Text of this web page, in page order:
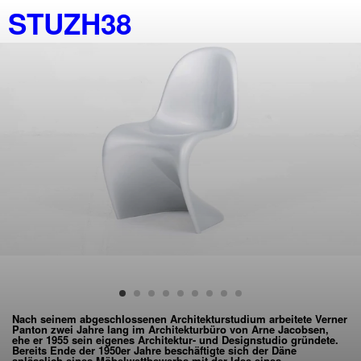
STUZH38
Nach seinem abgeschlossenen Architekturstudium arbeitete Verner
Panton zwei Jahre lang im Architekturbüro von Arne Jacobsen,
ehe er 1955 sein eigenes Architektur- und Designstudio gründete.
Bereits Ende der 1950er Jahre beschäftigte sich der Däne